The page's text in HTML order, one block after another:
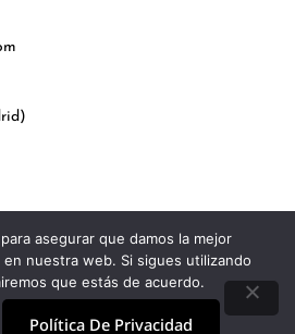
Lis Spain 2024
asegurar que damos la mejor
nuestra web. Si sigues utilizando
que estás de acuerdo.
Política De Privacidad